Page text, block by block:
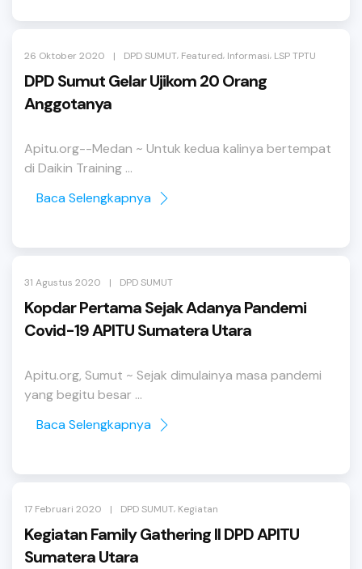
26 Oktober 2020 | DPD SUMUT, Featured, Informasi, LSP TPTU
DPD Sumut Gelar Ujikom 20 Orang
Anggotanya
Apitu.org--Medan ~ Untuk kedua kalinya bertempat
di Daikin Training ...
Baca Selengkapnya
31 Agustus 2020 | DPD SUMUT
Kopdar Pertama Sejak Adanya Pandemi
Covid-19 APITU Sumatera Utara
Apitu.org, Sumut ~ Sejak dimulainya masa pandemi
yang begitu besar ...
Baca Selengkapnya
17 Februari 2020 | DPD SUMUT, Kegiatan
Kegiatan Family Gathering II DPD APITU
Sumatera Utara